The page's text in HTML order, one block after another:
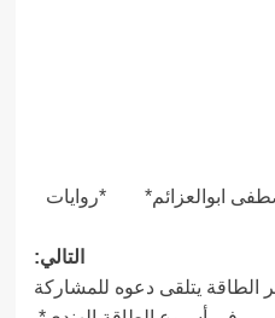
ابوالعزائم* *روايات
التالي:
الطاقة يتلقى دعوه للمشاركة